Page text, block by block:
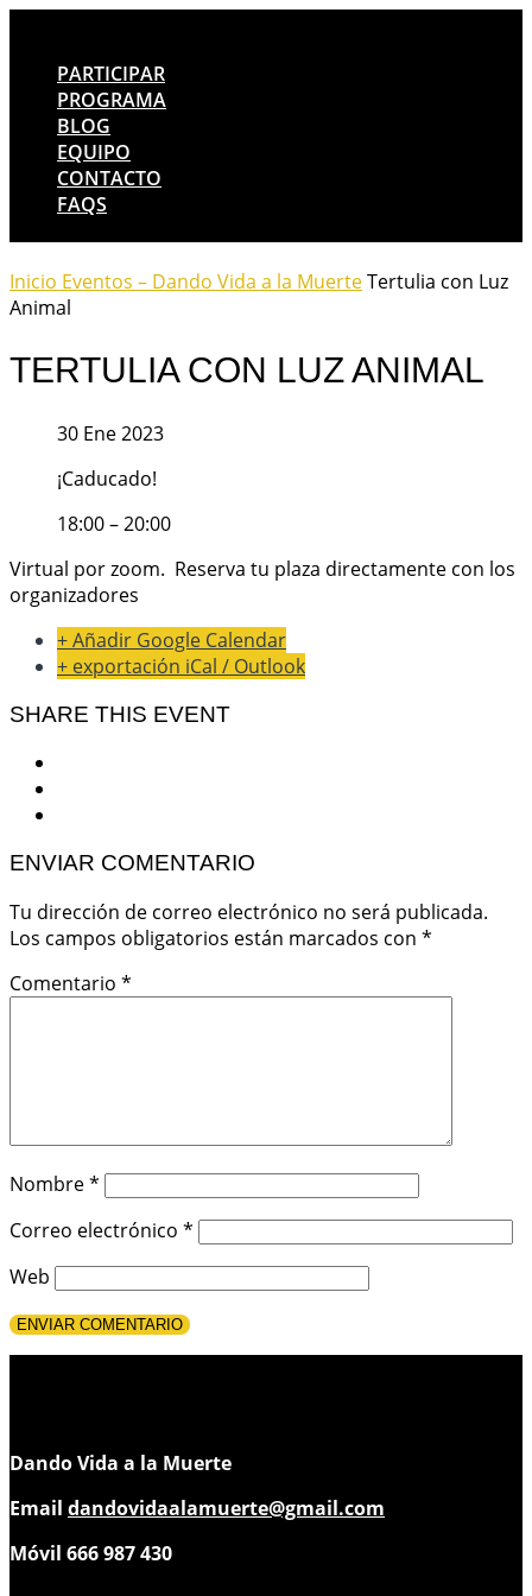
PARTICIPAR
PROGRAMA
BLOG
EQUIPO
CONTACTO
FAQS
Inicio Eventos – Dando Vida a la MuerteTertulia con Luz
Animal
TERTULIA CON LUZ ANIMAL
30 Ene 2023
¡Caducado!
18:00 – 20:00
Virtual por zoom. Reserva tu plaza directamente con los
organizadores
+ Añadir Google Calendar
+ exportación iCal / Outlook
SHARE THIS EVENT
ENVIAR COMENTARIO
Tu dirección de correo electrónico no será publicada.
Los campos obligatorios están marcados con *
Comentario *
Nombre*
Correo electrónico *
Web
Dando Vida a la Muerte
Email dandovidaalamuerte@gmail.com
Móvil 666 987 430